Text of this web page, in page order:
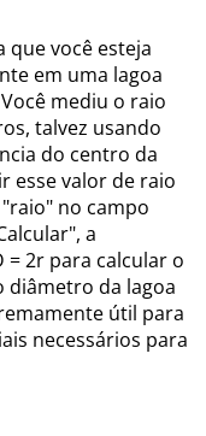
que você esteja
em uma lagoa
mediu o raio
talvez usando
do centro da
esse valor de raio
no campo
a
2r para calcular o
diâmetro da lagoa
útil para
necessários para